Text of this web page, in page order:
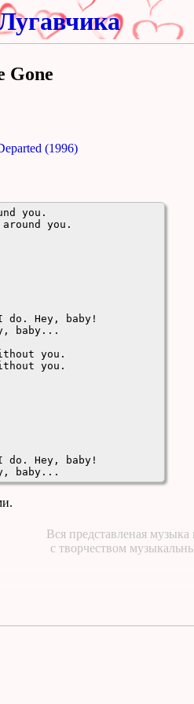
Gone
(1996)
you.
you.
Hey, baby!
baby...
you.
you.
Hey, baby!
baby...
Вся представленая музыка
с творчеством